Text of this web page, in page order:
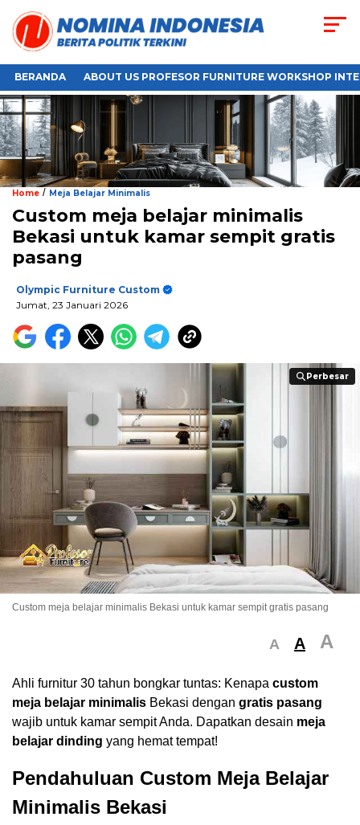
BERANDA ABOUT US PROFESOR FURNITURE WORKSHOP
Home / Meja Belajar Minimalis
Custom meja belajar minimalis
Bekasi untuk kamar sempit gratis
pasang
Olympic Furniture Custom
Jumat, 23 Januari 2026
Perbesar
Perbesar
Custom meja belajar minimalis Bekasi untuk kamar sempit gratis pasang
A A A
Ahli furnitur 30 tahun bongkar tuntas: Kenapa custom
meja belajar minimalis Bekasi dengan gratis pasang
wajib untuk kamar sempit Anda. Dapatkan desain meja
belajar dinding yang hemat tempat!
Pendahuluan Custom Meja Belajar
Minimalis Bekasi